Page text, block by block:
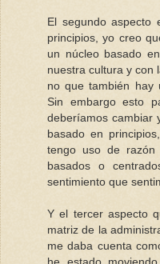
El segundo aspecto
principios, yo creo
un núcleo basado
nuestra cultura y con
no que también hay
Sin embargo esto
deberíamos cambiar
basado en
tengo uso de razón
basados o
sentimiento que
Y el tercer aspecto
matriz de la
me daba cuenta